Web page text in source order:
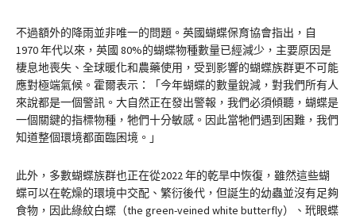
不過額外的降雨並非唯一的問題。英國蝴蝶保育協會指出，自
1970 年代以來，英國 80%的蝴蝶物種數量已經減少，主要原因是
棲息地喪失、全球暖化和農藥使用，受到影響的蝴蝶族群更不可能
應對極端氣候。霍爾表示：「今年蝴蝶的數量銳減，對我們所有人
來說都是一個警訊。大自然正在發出警報，我們必須傾聽，蝴蝶是
一個關鍵的指標物種，牠們十分敏感。因此當牠們遇到困難，我們
知道整個環境都面臨困境。」
此外，多數蝴蝶族群也正在從2022 年的乾旱中恢復，雖然這些蝴
蝶可以在乾燥的環境中交配、繁衍後代，但誕生的幼蟲並沒有足夠
食物，因此綠紋白蝶（the green-veined white butterfly）、玳眼蝶